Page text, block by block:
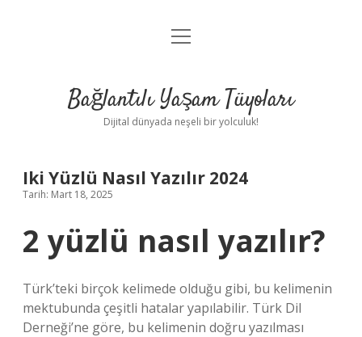
Anasayfa
Yasal Uyarı
menüyü
Bağlantılı Yaşam Tüyoları
Dijital dünyada neşeli bir yolculuk!
Iki Yüzlü Nasıl Yazılır 2024
Tarih: Mart 18, 2025
2 yüzlü nasıl yazılır?
Türk’teki birçok kelimede olduğu gibi, bu kelimenin
mektubunda çeşitli hatalar yapılabilir. Türk Dil
Derneği’ne göre, bu kelimenin doğru yazılması